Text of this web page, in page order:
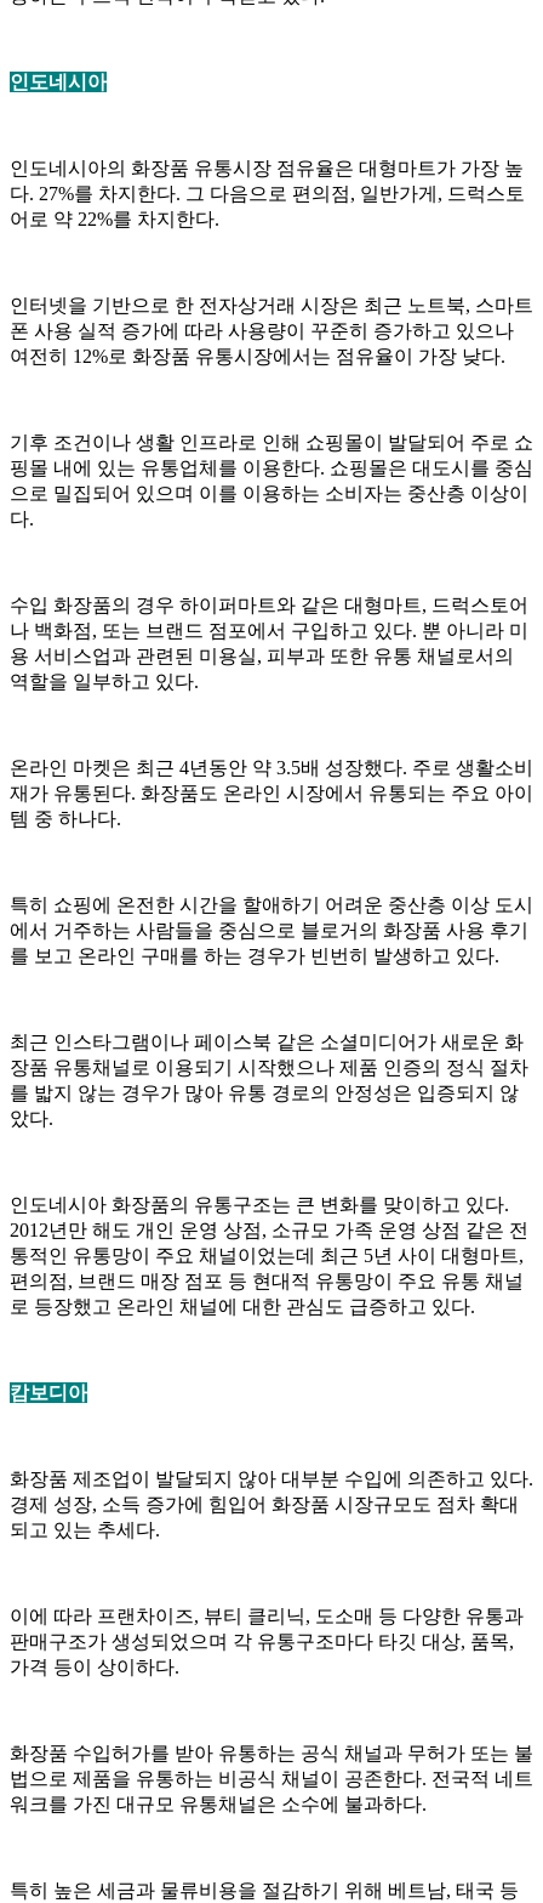
인도네시아
인도네시아의 화장품 유통시장 점유율은 대형마트가 가장 높
다. 27%를 차지한다. 그 다음으로 편의점, 일반가게, 드럭스토
어로 약 22%를 차지한다.
인터넷을 기반으로 한 전자상거래 시장은 최근 노트북, 스마트
폰 사용 실적 증가에 따라 사용량이 꾸준히 증가하고 있으나
여전히 12%로 화장품 유통시장에서는 점유율이 가장 낮다.
기후 조건이나 생활 인프라로 인해 쇼핑몰이 발달되어 주로 쇼
핑몰 내에 있는 유통업체를 이용한다. 쇼핑몰은 대도시를 중심
으로 밀집되어 있으며 이를 이용하는 소비자는 중산층 이상이
다.
수입 화장품의 경우 하이퍼마트와 같은 대형마트, 드럭스토어
나 백화점, 또는 브랜드 점포에서 구입하고 있다. 뿐 아니라 미
용 서비스업과 관련된 미용실, 피부과 또한 유통 채널로서의
역할을 일부하고 있다.
온라인 마켓은 최근 4년동안 약 3.5배 성장했다. 주로 생활소비
재가 유통된다. 화장품도 온라인 시장에서 유통되는 주요 아이
템 중 하나다.
특히 쇼핑에 온전한 시간을 할애하기 어려운 중산층 이상 도시
에서 거주하는 사람들을 중심으로 블로거의 화장품 사용 후기
를 보고 온라인 구매를 하는 경우가 빈번히 발생하고 있다.
최근 인스타그램이나 페이스북 같은 소셜미디어가 새로운 화
장품 유통채널로 이용되기 시작했으나 제품 인증의 정식 절차
를 밟지 않는 경우가 많아 유통 경로의 안정성은 입증되지 않
았다.
인도네시아 화장품의 유통구조는 큰 변화를 맞이하고 있다.
2012년만 해도 개인 운영 상점, 소규모 가족 운영 상점 같은 전
통적인 유통망이 주요 채널이었는데 최근 5년 사이 대형마트,
편의점, 브랜드 매장 점포 등 현대적 유통망이 주요 유통 채널
로 등장했고 온라인 채널에 대한 관심도 급증하고 있다.
캄보디아
화장품 제조업이 발달되지 않아 대부분 수입에 의존하고 있다.
경제 성장, 소득 증가에 힘입어 화장품 시장규모도 점차 확대
되고 있는 추세다.
이에 따라 프랜차이즈, 뷰티 클리닉, 도소매 등 다양한 유통과
판매구조가 생성되었으며 각 유통구조마다 타깃 대상, 품목,
가격 등이 상이하다.
화장품 수입허가를 받아 유통하는 공식 채널과 무허가 또는 불
법으로 제품을 유통하는 비공식 채널이 공존한다. 전국적 네트
워크를 가진 대규모 유통채널은 소수에 불과하다.
특히 높은 세금과 물류비용을 절감하기 위해 베트남, 태국 등